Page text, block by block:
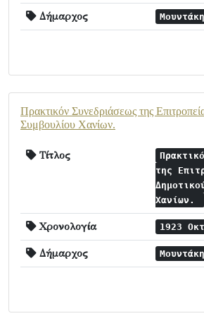
Δήμαρχος
Πρακτικόν Συνεδριάσεως της
Συμβουλίου Χανίων.
Τίτλος
της
Χανίων.
Χρονολογία 1923
Δήμαρχος